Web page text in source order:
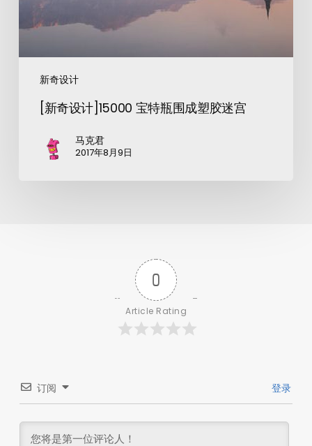
新奇设计
[新奇设计]15000 宝特瓶围成塑胶迷宫
马克君
2017年8月9日
0
Article Rating
订阅 登录